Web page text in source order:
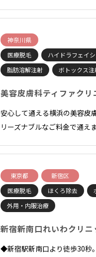
神奈川県
医療脱毛
ハイドラフェイ
脂肪溶解注射
ボトックス注
美容皮膚科ティファクリ
安心して通える横浜の美容皮
リーズナブルなご料金で通え
東京都
新宿区
医療脱毛
ほくろ除去
外用・内服治療
新宿新南口れいわクリニ
◆新宿駅新南口より徒歩30秒